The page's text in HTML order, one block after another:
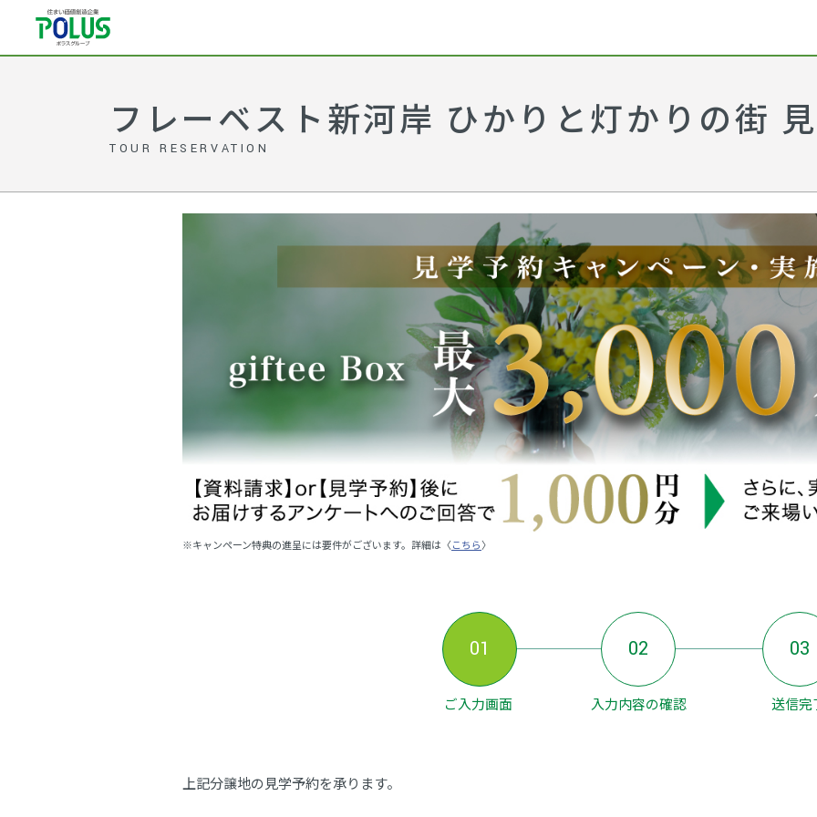
フレーベスト新河岸 ひかりと灯かりの街
TOUR RESERVATION
※キャンペーン特典の進呈には要件がございます。詳細は〈こちら〉
01
ご入力画面
02
入力内容の確認
03
送信完
上記分譲地の見学予約を承ります。